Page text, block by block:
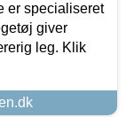
er specialiseret
giver
leg. Klik